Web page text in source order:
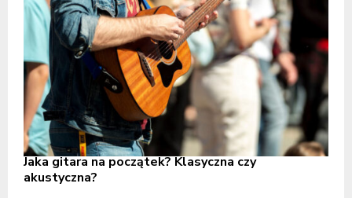
Jaka gitara na początek? Klasyczna czy
akustyczna?